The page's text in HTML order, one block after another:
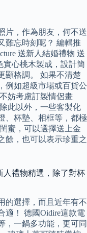
片，作為朋友，何不送
難忘時刻呢？ 編輯推
送新人結婚禮物 送
實心桃木製成，設計簡
顯格調。 如果不清楚
例如超級市場或百貨公
妨考慮訂製情侶畫
此以外，一些客製化
、杯墊、相框等，都極
蜜，可以選擇送上金
餘，也可以表示珍重之
人禮物精選，除了對杯
的選擇，而且近年有不
適！ 德國Oidire這款電
，一鍋多功能，更可同